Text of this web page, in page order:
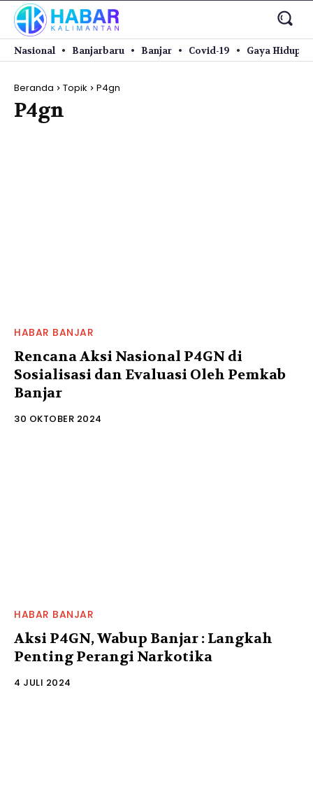
Nasional Banjarbaru Banjar Covid-19 Gaya Hidup
Beranda Topik P4gn
P4gn
HABAR BANJAR
Rencana Aksi Nasional P4GN di
Sosialisasi dan Evaluasi Oleh Pemkab
Banjar
30 OKTOBER 2024
HABAR BANJAR
Aksi P4GN, Wabup Banjar : Langkah
Penting Perangi Narkotika
4 JULI 2024